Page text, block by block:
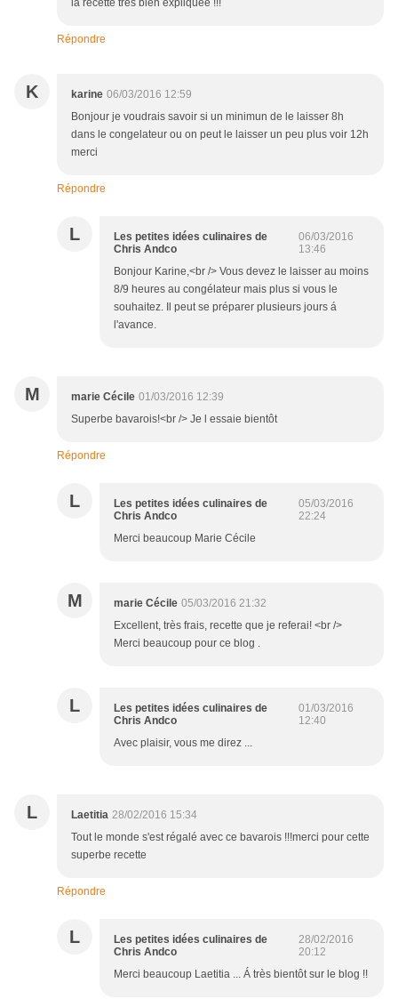
la recette tres bien expliquée !!!
Répondre
K karine 06/03/2016 12:59
Bonjour je voudrais savoir si un minimun de le laisser 8h
dans le congelateur ou on peut le laisser un peu plus voir 12h
merci
Répondre
L
Les petites idées culinaires de
Chris Andco
06/03/2016
13:46
Bonjour Karine,<br /> Vous devez le laisser au moins
8/9 heures au congélateur mais plus si vous le
souhaitez. Il peut se préparer plusieurs jours á
l'avance.
M marie Cécile 01/03/2016 12:39
Superbe bavarois!<br /> Je l essaie bientôt
Répondre
L
Les petites idées culinaires de
Chris Andco
05/03/2016
22:24
Merci beaucoup Marie Cécile
M marie Cécile 05/03/2016 21:32
Excellent, très frais, recette que je referai! <br />
Merci beaucoup pour ce blog .
L
Les petites idées culinaires de
Chris Andco
01/03/2016
12:40
Avec plaisir, vous me direz ...
L Laetitia 28/02/2016 15:34
Tout le monde s'est régalé avec ce bavarois !!!merci pour cette
superbe recette
Répondre
L
Les petites idées culinaires de
Chris Andco
28/02/2016
20:12
Merci beaucoup Laetitia ... Á très bientôt sur le blog !!